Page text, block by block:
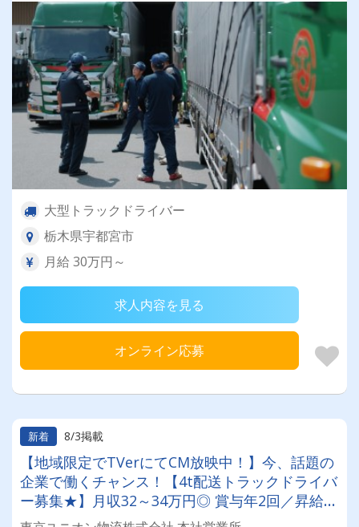
大型トラックドライバー
栃木県宇都宮市
月給 30万円～
求人内容を見る
オンライン応募
新着 8/3掲載
【地域限定でTVerにてCM放映中！】今、話題の
企業で働くチャンス！【4t配送トラックドライバ
ー募集★】月収32～34万円◎ 賞与年2回／昇給有
／福利厚生充実／仕事量安定／未経験歓迎◎【年